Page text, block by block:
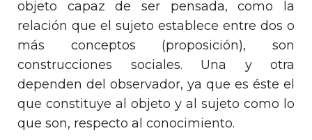
objeto capaz de ser pensada, como la
relación que el sujeto establece entre dos o
más conceptos (proposición), son
construcciones sociales. Una y otra
dependen del observador, ya que es éste el
que constituye al objeto y al sujeto como lo
que son, respecto al conocimiento.